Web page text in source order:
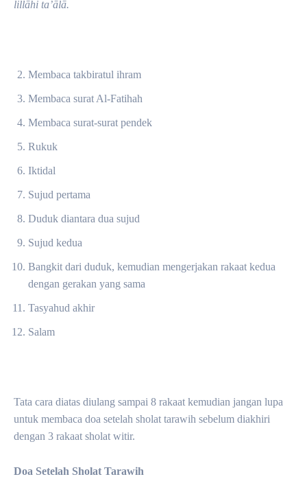
lillāhi ta’ālā.
Membaca takbiratul ihram
Membaca surat Al-Fatihah
Membaca surat-surat pendek
Rukuk
Iktidal
Sujud pertama
Duduk diantara dua sujud
Sujud kedua
Bangkit dari duduk, kemudian mengerjakan rakaat kedua
dengan gerakan yang sama
Tasyahud akhir
Salam
Tata cara diatas diulang sampai 8 rakaat kemudian jangan lupa
untuk membaca doa setelah sholat tarawih sebelum diakhiri
dengan 3 rakaat sholat witir.
Doa Setelah Sholat Tarawih